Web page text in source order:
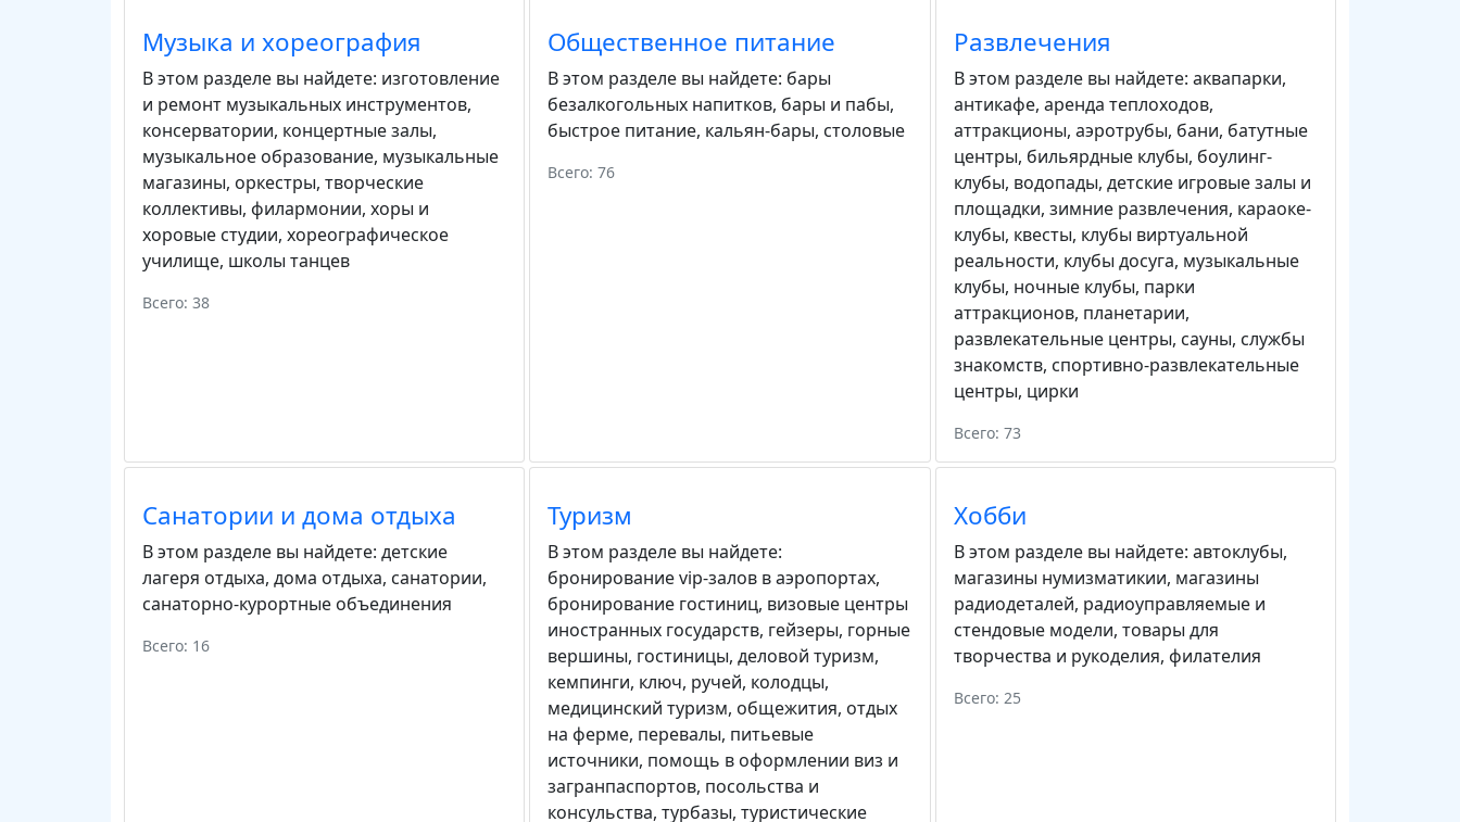
Музыка и хореография
В этом разделе вы найдете: изготовление
и ремонт музыкальных инструментов,
консерватории, концертные залы,
музыкальное образование, музыкальные
магазины, оркестры, творческие
коллективы, филармонии, хоры и
хоровые студии, хореографическое
училище, школы танцев
Всего: 38
Общественное питание
В этом разделе вы найдете: бары
безалкогольных напитков, бары и пабы,
быстрое питание, кальян-бары, столовые
Всего: 76
Развлечения
В этом разделе вы найдете: аквапарки,
антикафе, аренда теплоходов,
аттракционы, аэротрубы, бани, батутные
центры, бильярдные клубы, боулинг-
клубы, водопады, детские игровые залы и
площадки, зимние развлечения, караоке-
клубы, квесты, клубы виртуальной
реальности, клубы досуга, музыкальные
клубы, ночные клубы, парки
аттракционов, планетарии,
развлекательные центры, сауны, службы
знакомств, спортивно-развлекательные
центры, цирки
Всего: 73
Санатории и дома отдыха
В этом разделе вы найдете: детские
лагеря отдыха, дома отдыха, санатории,
санаторно-курортные объединения
Всего: 16
Туризм
В этом разделе вы найдете:
бронирование vip-залов в аэропортах,
бронирование гостиниц, визовые центры
иностранных государств, гейзеры, горные
вершины, гостиницы,деловой туризм,
кемпинги, ключ, ручей, колодцы,
медицинский туризм, общежития, отдых
на ферме, перевалы, питьевые
источники, помощь в оформлении виз и
загранпаспортов, посольства и
консульства,турбазы,туристические
Хобби
В этом разделе вы найдете: автоклубы,
магазины нумизматикии, магазины
радиодеталей, радиоуправляемые и
стендовые модели, товары для
творчества и рукоделия, филателия
Всего: 25